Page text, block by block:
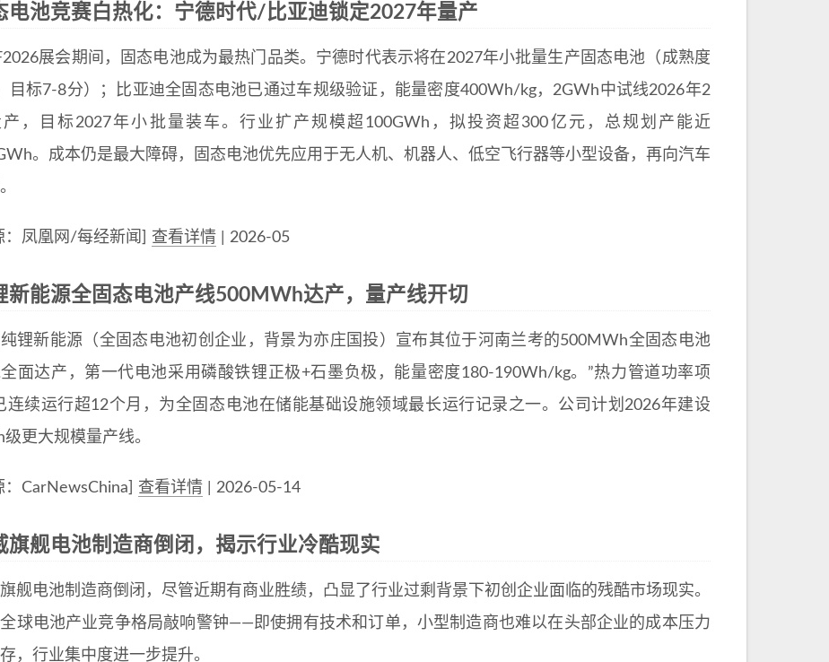
电池竞赛白热化：宁德时代/比亚迪锁定2027年量产
展会期间，固态电池成为最热门品类。宁德时代表示将在2027年小批量生产固态电池（成熟度
目标7-8分）；比亚迪全固态电池已通过车规级验证，能量密度400Wh/kg，2GWh中试线2026年2
产，目标2027年小批量装车。行业扩产规模超100GWh，拟投资超300亿元，总规划产能近
。成本仍是最大障碍，固态电池优先应用于无人机、机器人、低空飞行器等小型设备，再向汽车
：凤凰网/每经新闻] 查看详情 | 2026-05
新能源全固态电池产线500MWh达产，量产线开切
锂新能源（全固态电池初创企业，背景为亦庄国投）宣布其位于河南兰考的500MWh全固态电池
面达产，第一代电池采用磷酸铁锂正极+石墨负极，能量密度180-190Wh/kg。”热力管道功率项
连续运行超12个月，为全固态电池在储能基础设施领域最长运行记录之一。公司计划2026年建设
更大规模量产线。
：CarNewsChina] 查看详情 | 2026-05-14
旗舰电池制造商倒闭，揭示行业冷酷现实
舰电池制造商倒闭，尽管近期有商业胜绩，凸显了行业过剩背景下初创企业面临的残酷市场现实。
球电池产业竞争格局敲响警钟——即使拥有技术和订单，小型制造商也难以在头部企业的成本压力
存，行业集中度进一步提升。